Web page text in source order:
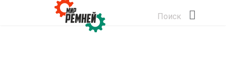
Поиск